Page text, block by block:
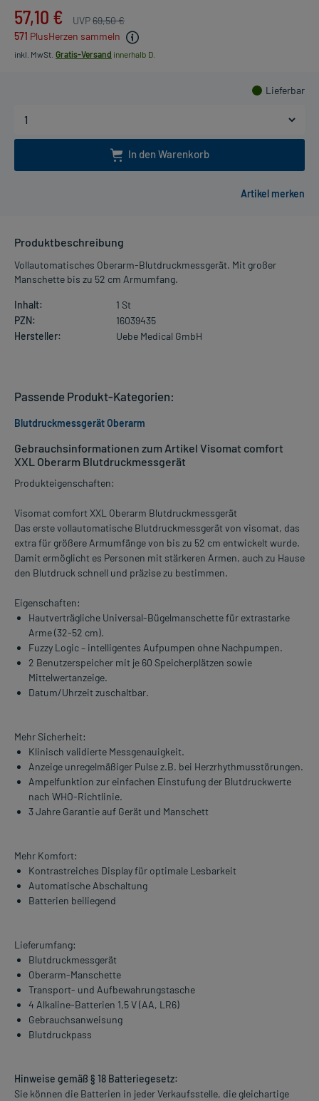
57,10 € UVP69,50 €
571 PlusHerzen sammeln
inkl. MwSt. Gratis-Versand innerhalb D.
Lieferbar
In den Warenkorb
Produktbeschreibung
Vollautomatisches Oberarm-Blutdruckmessgerät. Mit großer
Manschette bis zu 52 cm Armumfang.
Inhalt:
1 St
PZN:
16039435
Hersteller:
Uebe Medical GmbH
Gebrauchsinformationen zum Artikel Visomat comfort
XXL Oberarm Blutdruckmessgerät
Produkteigenschaften:
Visomat comfort XXL Oberarm Blutdruckmessgerät
Das erste vollautomatische Blutdruckmessgerät von visomat, das
extra für größere Armumfänge von bis zu 52 cm entwickelt wurde.
Damit ermöglicht es Personen mit stärkeren Armen, auch zu Hause
den Blutdruck schnell und präzise zu bestimmen.
Eigenschaften:
Hautverträgliche Universal-Bügelmanschette für extrastarke
Arme (32-52 cm).
Fuzzy Logic – intelligentes Aufpumpen ohne Nachpumpen.
2 Benutzerspeicher mit je 60 Speicherplätzen sowie
Mittelwertanzeige.
Datum/Uhrzeit zuschaltbar.
Mehr Sicherheit:
Klinisch validierte Messgenauigkeit.
Anzeige unregelmäßiger Pulse z.B. bei Herzrhythmusstörungen.
Ampelfunktion zur einfachen Einstufung der Blutdruckwerte
nach WHO-Richtlinie.
3 Jahre Garantie auf Gerät und Manschett
Mehr Komfort:
Kontrastreiches Display für optimale Lesbarkeit
Automatische Abschaltung
Batterien beiliegend
Lieferumfang:
Blutdruckmessgerät
Oberarm-Manschette
Transport- und Aufbewahrungstasche
4 Alkaline-Batterien 1,5 V (AA, LR6)
Gebrauchsanweisung
Blutdruckpass
Hinweise gemäß § 18 Batteriegesetz:
Sie können die Batterien in jeder Verkaufsstelle, die gleichartige
Passende Produkt-Kategorien:
Blutdruckmessgerät Oberarm